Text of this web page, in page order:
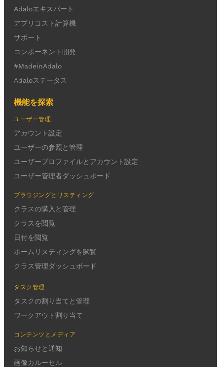
Adaloエキスパート
アプリコスト計算機
サポート
コンポーネント開発
#MadeinAdalo
Adaloステータス
機能を探索
ユーザー管理
アカウント設定
ユーザーの参照と管理
ユーザープロファイルとアカウント設定
ユーザー管理者ダッシュボード
ブラウジングとリスティング
クラスの購入と管理
クラスを閲覧
日付を閲覧
ホームリスティングを閲覧
クラス管理ダッシュボード
タスク管理
タスクの割り当てと管理
ワークアウト割り当て
コンテンツとメディア
お知らせと通知
画像カルーセル